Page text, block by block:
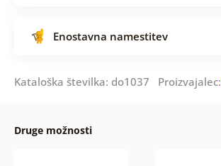
Enostavna namestitev
Kataloška številka: do1037 Proizvajalec:
Druge možnosti